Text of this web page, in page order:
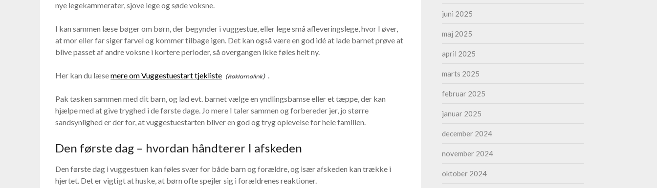
nye legekammerater, sjove lege og søde voksne.
I kan sammen læse bøger om børn, der begynder i vuggestue, eller lege små afleveringslege, hvor I øver,
at mor eller far siger farvel og kommer tilbage igen. Det kan også være en god idé at lade barnet prøve at
blive passet af andre voksne i kortere perioder, så overgangen ikke føles helt ny.
Her kan du læsemere om Vuggestuestart tjekliste .
Pak tasken sammen med dit barn, og lad evt. barnet vælge en yndlingsbamse eller et tæppe, der kan
hjælpe med at give tryghed i de første dage. Jo mere I taler sammen og forbereder jer, jo større
sandsynlighed er der for, at vuggestuestarten bliver en god og tryg oplevelse for hele familien.
Den første dag – hvordan håndterer I afskeden
Den første dag i vuggestuen kan føles svær for både barn og forældre, og især afskeden kan trække i
hjertet. Det er vigtigt at huske, at børn ofte spejler sig i forældrenes reaktioner.
juni 2025
maj 2025
april 2025
marts 2025
februar 2025
januar 2025
december 2024
november 2024
oktober 2024